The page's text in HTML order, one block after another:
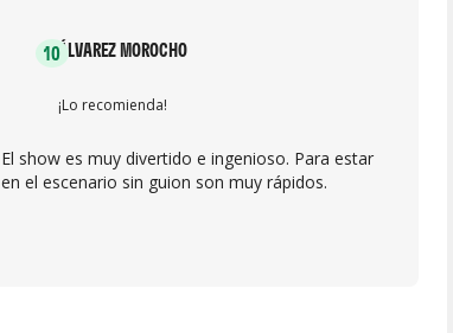
10ÁLVAREZ MOROCHO
¡Lo recomienda!
El show es muy divertido e ingenioso. Para estar
en el escenario sin guion son muy rápidos.